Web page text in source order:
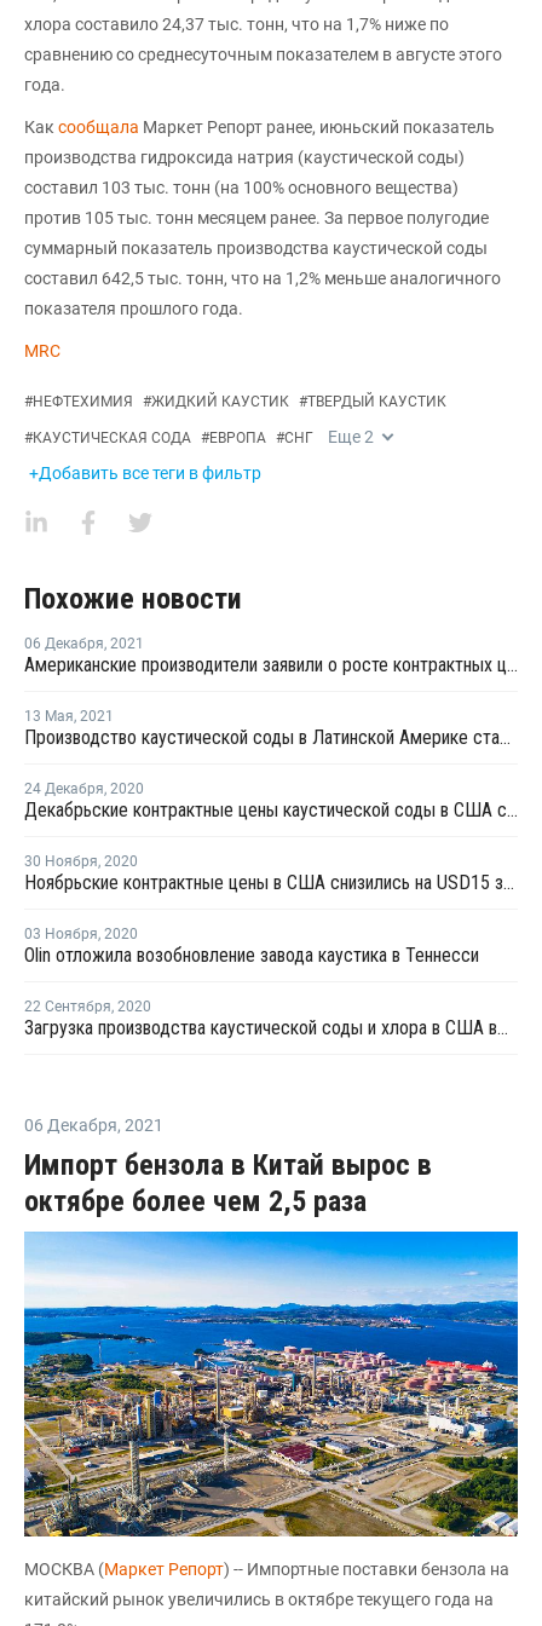
хлора составило 24,37 тыс. тонн, что на 1,7% ниже по
сравнению со среднесуточным показателем в августе этого
года.
Как сообщала Маркет Репорт ранее, июньский показатель
производства гидроксида натрия (каустической соды)
составил 103 тыс. тонн (на 100% основного вещества)
против 105 тыс. тонн месяцем ранее. За первое полугодие
суммарный показатель производства каустической соды
составил 642,5 тыс. тонн, что на 1,2% меньше аналогичного
показателя прошлого года.
MRC
#НЕФТЕХИМИЯ #ЖИДКИЙ КАУСТИК #ТВЕРДЫЙ КАУСТИК
#КАУСТИЧЕСКАЯ СОДА #ЕВРОПА #СНГ Еще2
+Добавить все теги в фильтр
Похожие новости
06 Декабря, 2021
Американские производители заявили о росте контрактных цен каустика в январе
13 Мая, 2021
Производство каустической соды в Латинской Америке сталкивается с ограничениями из-за пандемии
24 Декабря, 2020
Декабрьские контрактные цены каустической соды в США снизились на USD10 за тонну
30 Ноября, 2020
Ноябрьские контрактные цены в США снизились на USD15 за тонну
03 Ноября, 2020
Olin отложила возобновление завода каустика в Теннесси
22 Сентября, 2020
Загрузка производства каустической соды и хлора в США выросла до 76%
06 Декабря, 2021
Импорт бензола в Китай вырос в
октябре более чем 2,5 раза
МОСКВА (Маркет Репорт) -- Импортные поставки бензола на
китайский рынок увеличились в октябре текущего года на